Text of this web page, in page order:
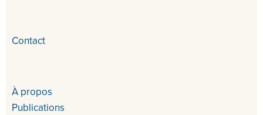
Contact
À propos
Publications